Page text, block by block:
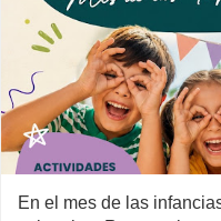
En el mes de las